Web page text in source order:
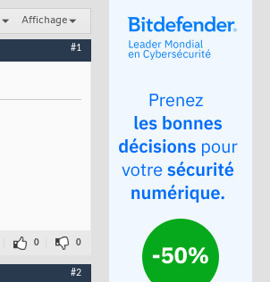
Affichage
#1
0 0
#2